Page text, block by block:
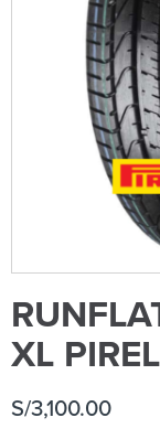
XL
S/3,100.00